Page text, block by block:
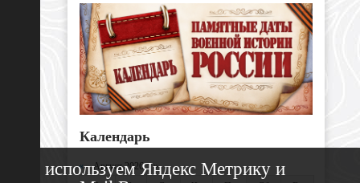
Календарь
«Август 2026 »
Мы используем Яндекс Метрику и